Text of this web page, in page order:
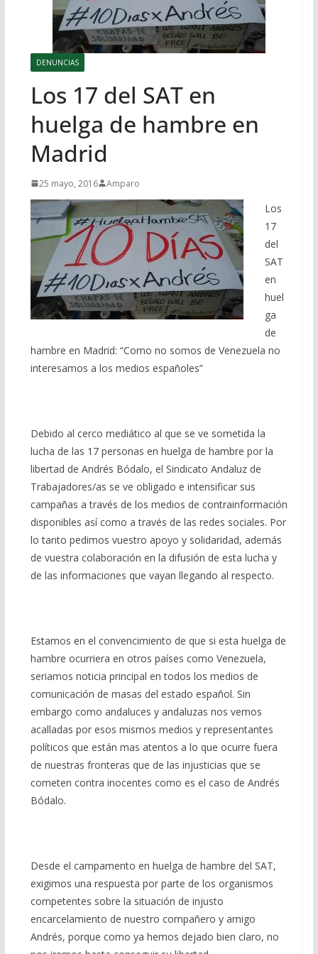
DENUNCIAS
Los 17 del SAT en
huelga de hambre en
Madrid
25 mayo, 2016 Amparo
Los
17
del
SAT
en
huel
ga
de
hambre en Madrid: “Como no somos de Venezuela no
interesamos a los medios españoles”
Debido al cerco mediático al que se ve sometida la
lucha de las 17 personas en huelga de hambre por la
libertad de Andrés Bódalo, el Sindicato Andaluz de
Trabajadores/as se ve obligado e intensificar sus
campañas a través de los medios de contrainformación
disponibles así como a través de las redes sociales. Por
lo tanto pedimos vuestro apoyo y solidaridad, además
de vuestra colaboración en la difusión de esta lucha y
de las informaciones que vayan llegando al respecto.
Estamos en el convencimiento de que si esta huelga de
hambre ocurriera en otros países como Venezuela,
seriamos noticia principal en todos los medios de
comunicación de masas del estado español. Sin
embargo como andaluces y andaluzas nos vemos
acalladas por esos mismos medios y representantes
políticos que están mas atentos a lo que ocurre fuera
de nuestras fronteras que de las injusticias que se
cometen contra inocentes como es el caso de Andrés
Bódalo.
Desde el campamento en huelga de hambre del SAT,
exigimos una respuesta por parte de los organismos
competentes sobre la situación de injusto
encarcelamiento de nuestro compañero y amigo
Andrés, porque como ya hemos dejado bien claro, no